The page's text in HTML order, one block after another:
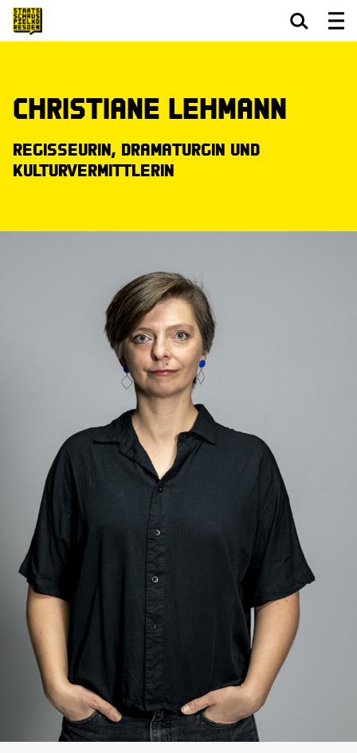
Christiane Lehmann
Regisseurin, Dramaturgin und
Kulturvermittlerin